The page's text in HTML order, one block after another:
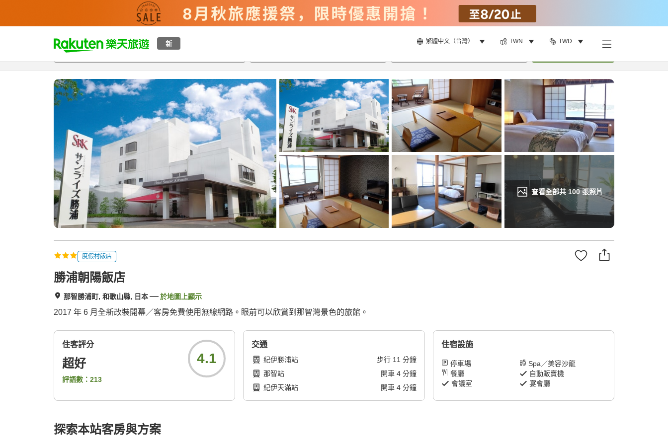
新 繁體中文（台灣） TWN TWD
t
p
a
g
e
r
c
h
查看全部共100張照片
總覽客房與方案評語特點設施
度假村飯店
勝浦朝陽飯店
那智勝浦町, 和歌山縣, 日本 於地圖上顯示
2017 年 6 月全新改裝開幕／客房免費使用無線網路。眼前可以欣賞到那智灣景色的旅館。
住客評分
超好
評語數： 213
4.1
交通
紀伊勝浦站 步行 11 分鐘
那智站
開車 4分鐘
紀伊天滿站
開車 4分鐘
住宿設施
停車場
Spa／美容沙龍
餐廳
自動販賣機
會議室
宴會廳
探索本站客房與方案